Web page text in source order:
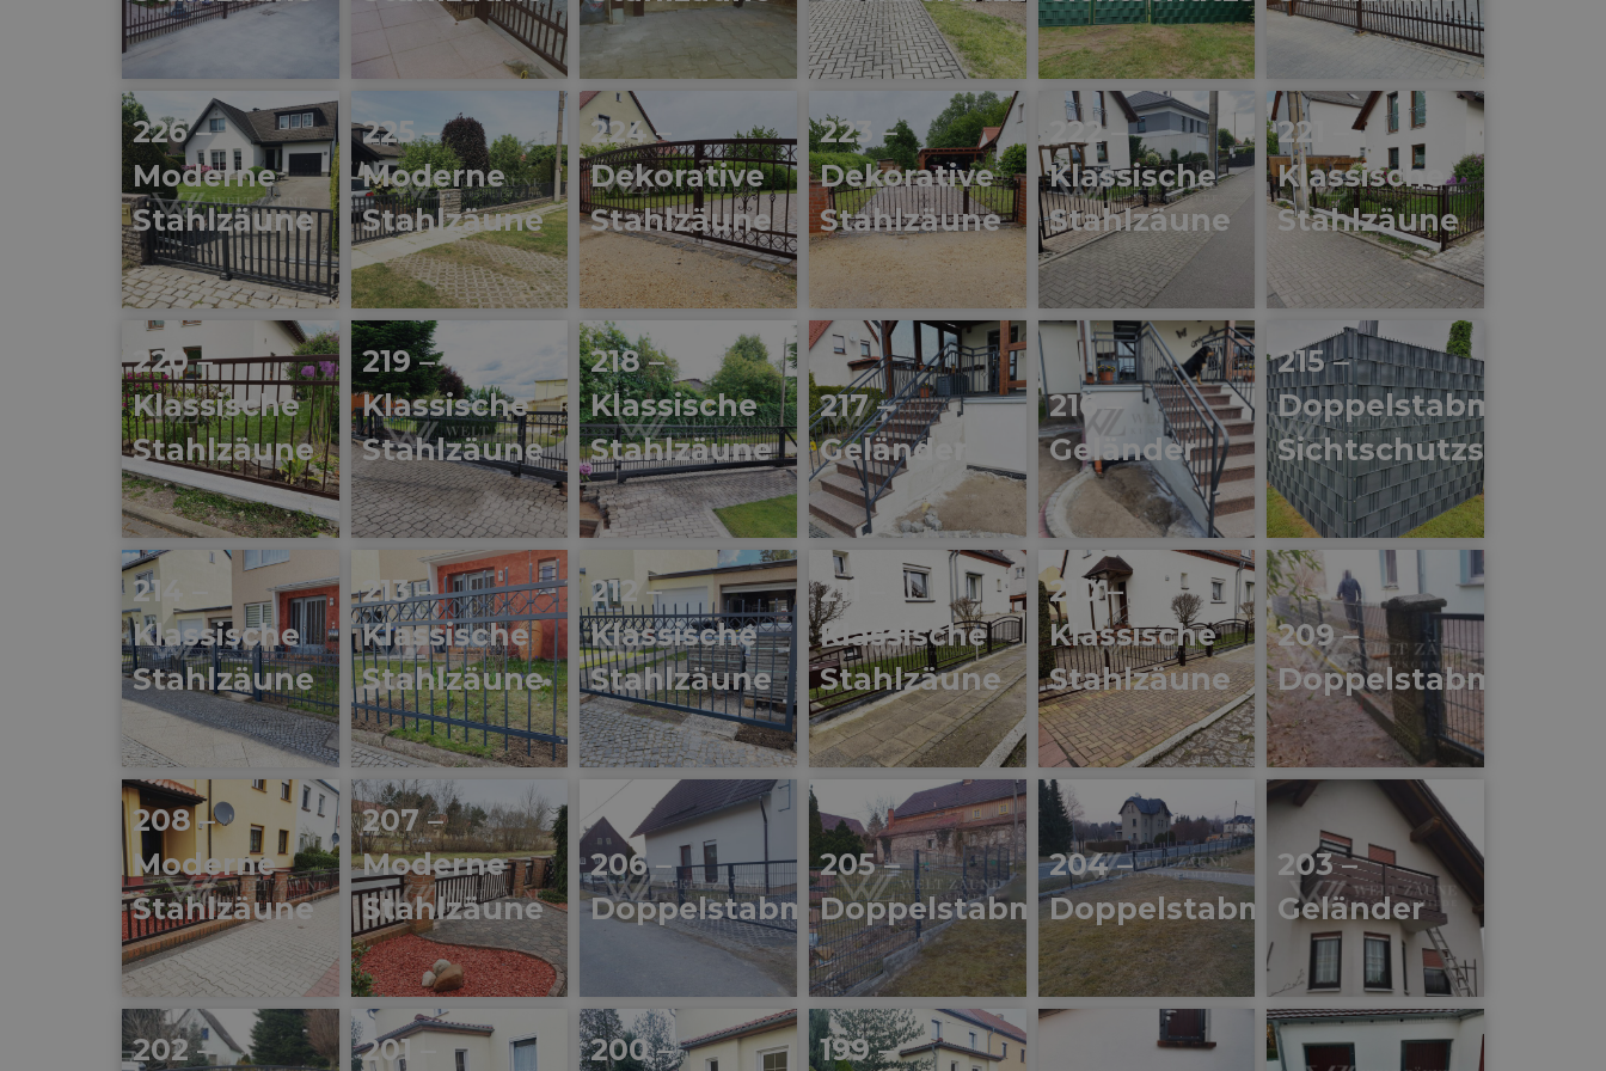
226 –
Moderne
Stahlzäune
225 –
Moderne
Stahlzäune
224 –
Dekorative
Stahlzäune
223 –
Dekorative
Stahlzäune
222 –
Klassische
Stahlzäune
221 –
Klassische
Stahlzäune
220 –
Klassische
Stahlzäune
219 –
Klassische
Stahlzäune
218 –
Klassische
Stahlzäune
217 –
Geländer
216 –
Geländer
215 –
Doppelstabmatten-
Sichtschutzstreifen
214 –
Klassische
Stahlzäune
213 –
Klassische
Stahlzäune
212 –
Klassische
Stahlzäune
211 –
Klassische
Stahlzäune
210 –
Klassische
Stahlzäune
209 –
Doppelstabmatten
208 –
Moderne
Stahlzäune
207 –
Moderne
Stahlzäune
206 –
Doppelstabmatten
205 –
Doppelstabmatten
204 –
Doppelstabmatten
203 –
Geländer
202 – 201 – 200 – 199 –